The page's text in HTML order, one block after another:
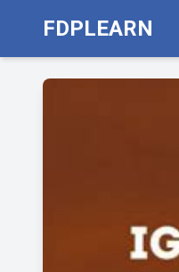
FDPLEARN